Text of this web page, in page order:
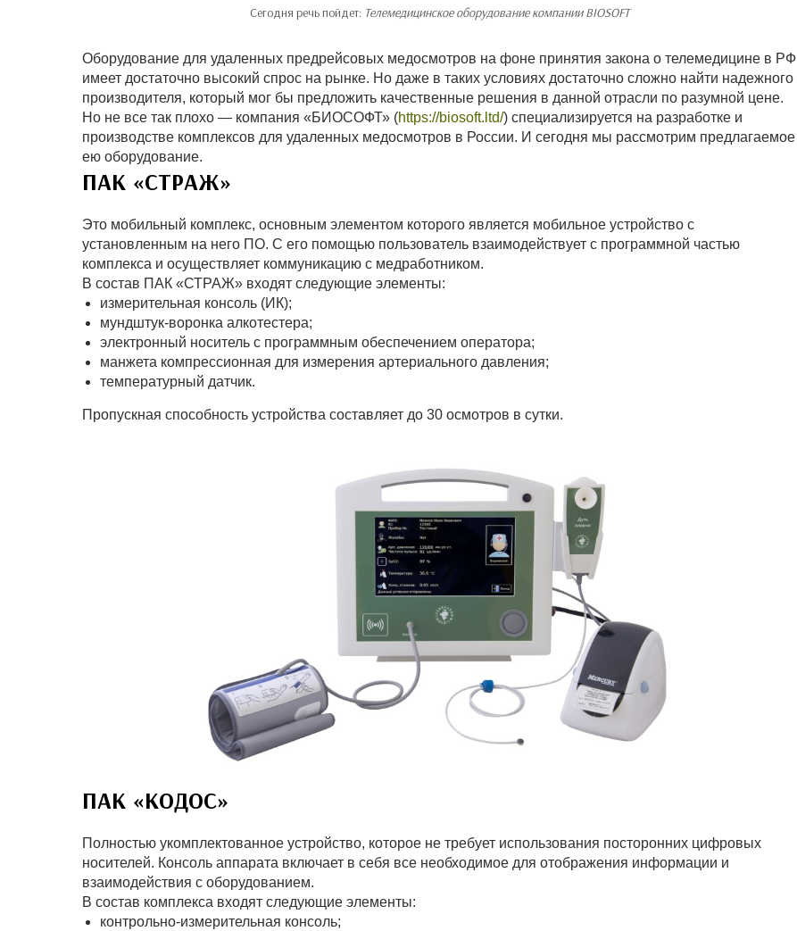
Сегодня речь пойдет: Телемедицинское оборудование компании BIOSOFT
Оборудование для удаленных предрейсовых медосмотров на фоне принятия закона о телемедицине в РФ
имеет достаточно высокий спрос на рынке. Но даже в таких условиях достаточно сложно найти надежного
производителя, который мог бы предложить качественные решения в данной отрасли по разумной цене.
Но не все так плохо — компания «БИОСОФТ» (https://biosoft.ltd/) специализируется на разработке и
производстве комплексов для удаленных медосмотров в России. И сегодня мы рассмотрим предлагаемое
ею оборудование.
ПАК «СТРАЖ»
Это мобильный комплекс, основным элементом которого является мобильное устройство с
установленным на него ПО. С его помощью пользователь взаимодействует с программной частью
комплекса и осуществляет коммуникацию с медработником.
В состав ПАК «СТРАЖ» входят следующие элементы:
измерительная консоль (ИК);
мундштук-воронка алкотестера;
электронный носитель с программным обеспечением оператора;
манжета компрессионная для измерения артериального давления;
температурный датчик.
Пропускная способность устройства составляет до 30 осмотров в сутки.
ПАК «КОДОС»
Полностью укомплектованное устройство, которое не требует использования посторонних цифровых
носителей. Консоль аппарата включает в себя все необходимое для отображения информации и
взаимодействия с оборудованием.
В состав комплекса входят следующие элементы:
контрольно-измерительная консоль;